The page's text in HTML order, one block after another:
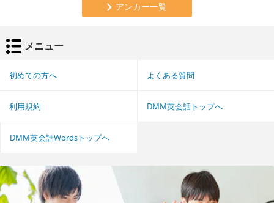
アンカー一覧
メニュー
初めての方へ よくある質問
利用規約 DMM英会話トップへ
DMM英会話Wordsトップへ